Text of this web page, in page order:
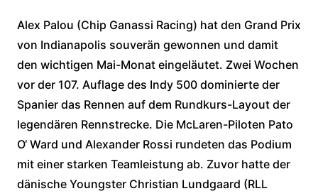
Alex Palou (Chip Ganassi Racing) hat den Grand Prix
von Indianapolis souverän gewonnen und damit
den wichtigen Mai-Monat eingeläutet. Zwei Wochen
vor der 107. Auflage des Indy 500 dominierte der
Spanier das Rennen auf dem Rundkurs-Layout der
legendären Rennstrecke. Die McLaren-Piloten Pato
O‘ Ward und Alexander Rossi rundeten das Podium
mit einer starken Teamleistung ab. Zuvor hatte der
dänische Youngster Christian Lundgaard (RLL